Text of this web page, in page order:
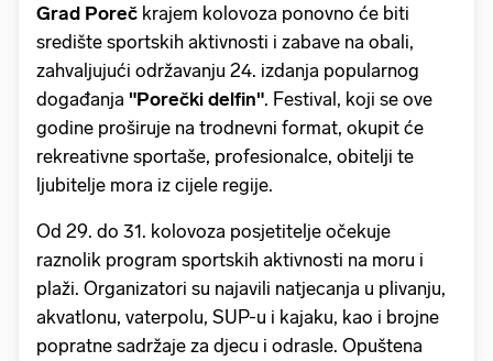
Grad Poreč krajem kolovoza ponovno će biti
središte sportskih aktivnosti i zabave na obali,
zahvaljujući održavanju 24. izdanja popularnog
događanja "Porečki delfin". Festival, koji se ove
godine proširuje na trodnevni format, okupit će
rekreativne sportaše, profesionalce, obitelji te
ljubitelje mora iz cijele regije.
Od 29. do 31. kolovoza posjetitelje očekuje
raznolik program sportskih aktivnosti na moru i
plaži. Organizatori su najavili natjecanja u plivanju,
akvatlonu, vaterpolu, SUP-u i kajaku, kao i brojne
popratne sadržaje za djecu i odrasle. Opuštena